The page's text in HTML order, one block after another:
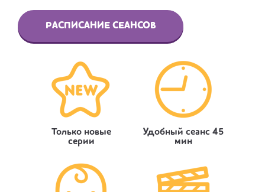
РАСПИСАНИЕ СЕАНСОВ
Только новые
серии
Удобный сеанс 45
мин